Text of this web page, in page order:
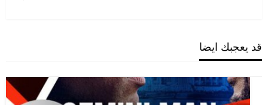
قد يعجبك ايضا